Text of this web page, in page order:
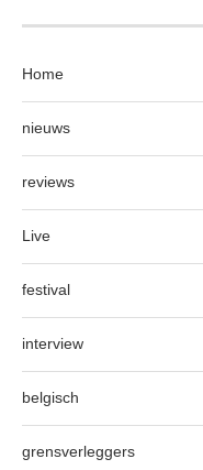
Home
nieuws
reviews
Live
festival
interview
belgisch
grensverleggers